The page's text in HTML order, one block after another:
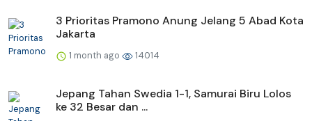
3 Prioritas Pramono Anung Jelang 5 Abad Kota
Jakarta
1 month ago 14014
Jepang Tahan Swedia 1-1, Samurai Biru Lolos
ke 32 Besar dan ...